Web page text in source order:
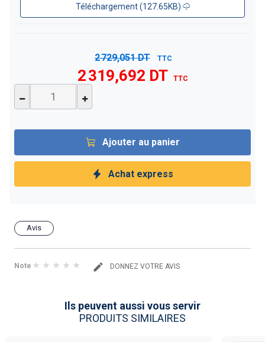
Téléchargement (127.65KB)
2 729,051 DT TTC
2 319,692 DT TTC
Ajouter au panier
Achat express
Avis
Note DONNEZ VOTRE AVIS
Ils peuvent aussi vous servir
PRODUITS SIMILAIRES